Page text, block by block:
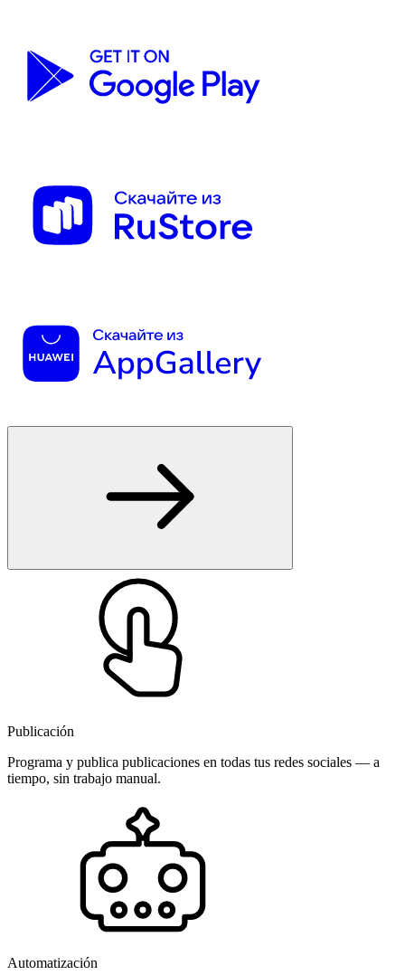
Publicación
Programa y publica publicaciones en todas tus redes sociales — a
tiempo, sin trabajo manual.
Automatización